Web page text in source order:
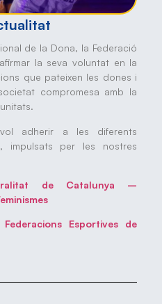
de la Dona, la Federació
la seva voluntat en la
que pateixen les dones i
compromesa amb la
adherir a les diferents
impulsats per les nostres
de Catalunya –
Esportives de